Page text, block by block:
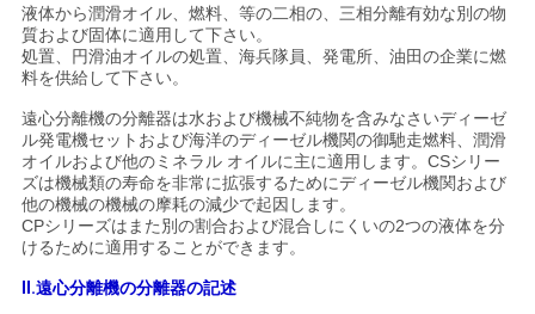
い
ニ
ュ
ー
ス
液体から潤滑オイル、燃料、等の二相の、三相分離有効な別の物
質および固体に適用して下さい。
処置、円滑油オイルの処置、海兵隊員、発電所、油田の企業に燃
料を供給して下さい。
遠心分離機の分離器は水および機械不純物を含みなさいディーゼ
ル発電機セットおよび海洋のディーゼル機関の御馳走燃料、潤滑
オイルおよび他のミネラル オイルに主に適用します。CSシリー
ズは機械類の寿命を非常に拡張するためにディーゼル機関および
他の機械の機械の摩耗の減少で起因します。
CPシリーズはまた別の割合および混合しにくいの2つの液体を分
けるために適用することができます。
II.遠心分離機の分離器の記述